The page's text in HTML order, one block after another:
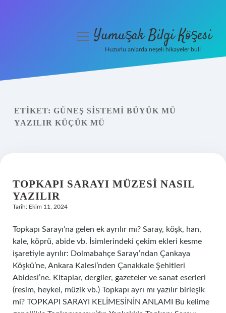
Yasal Uyarı
menüyüYumuşak Bilgi Köşesi
Huzurlu anlarda neşeli hikayeler bul!
ETIKET: GÜNEŞ SISTEMI BÜYÜK MÜ
YAZILIR KÜÇÜK MÜ
TOPKAPI SARAYI MÜZESI NASIL
YAZILIR
Tarih: Ekim 11, 2024
Topkapı Sarayı’na gelen ek ayrılır mı? Saray, köşk, han,
kale, köprü, abide vb. İsimlerindeki çekim ekleri kesme
işaretiyle ayrılır: Dolmabahçe Sarayı’ndan Çankaya
Köşkü’ne, Ankara Kalesi’nden Çanakkale Şehitleri
Abidesi’ne. Kitaplar, dergiler, gazeteler ve sanat eserleri
(resim, heykel, müzik vb.) Topkapı ayrı mı yazılır birleşik
mi? TOPKAPI SARAYI KELİMESİNİN ANLAMI Bu kelime